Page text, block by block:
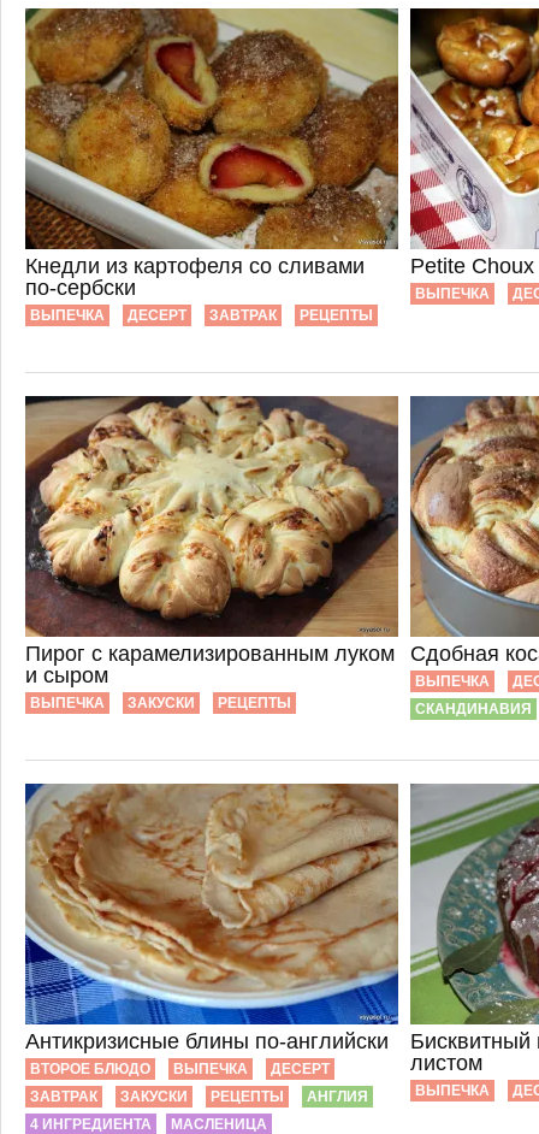
Кнедли из картофеля со сливами
по-сербски
ВЫПЕЧКА ДЕСЕРТ ЗАВТРАК РЕЦЕПТЫ
Petite
ВЫПЕЧКА
Пирог с карамелизированным луком
и сыром
ВЫПЕЧКА ЗАКУСКИ РЕЦЕПТЫ
Сдобная
ВЫПЕЧКА
СКАНДИНАВИЯ
Антикризисные блины по-английски
ВТОРОЕ БЛЮДО ВЫПЕЧКА
ДЕСЕРТ
ЗАВТРАК
ЗАКУСКИ РЕЦЕПТЫ
АНГЛИЯ
4 ИНГРЕДИЕНТА
МАСЛЕНИЦА
Бисквитный
листом
ВЫПЕЧКА